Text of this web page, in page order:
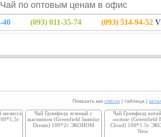
Чай по оптовым ценам в офис
40 (093) 011-35-74 (093) 514-94-52
Показать как список | таблица |
мелисса
Чай Гринфилд зеленый с
жасмином (Greenfield Jasmine
Dream) 100*2г ЭКОНОМ
Чай Гринфилд
оолонг (Greenfield
Cloud) 100*1.5г
New